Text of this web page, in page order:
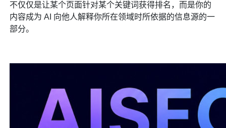
不仅仅是让某个页面针对某个关键词获得排名，而是你的
内容成为 AI 向他人解释你所在领域时所依据的信息源的一
部分。